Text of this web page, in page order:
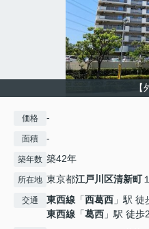
【
価格 -
面積 -
築年数 築42年
所在地 東京都江戸川区清新町
交通 東西線 「西葛西 」駅 徒
東西線 「葛西 」駅 徒歩